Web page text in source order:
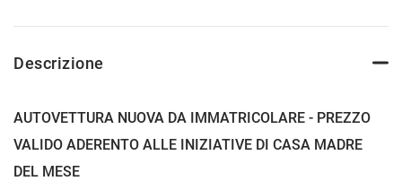
Descrizione
AUTOVETTURA NUOVA DA IMMATRICOLARE - PREZZO
VALIDO ADERENTO ALLE INIZIATIVE DI CASA MADRE
DEL MESE
Puoi
e
tue
in
qualsiasi